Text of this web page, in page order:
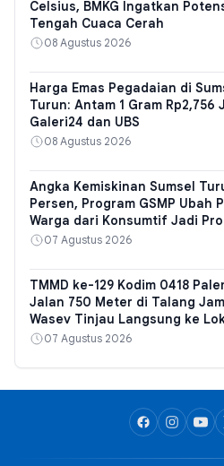
Celsius, BMKG Ingatkan
Tengah Cuaca Cerah
08 Agustus 2026
Harga Emas Pegadaian di
Turun: Antam 1 Gram Rp2,756
Galeri24 dan UBS
08 Agustus 2026
Angka Kemiskinan Sumsel
Persen, Program GSMP Ubah
Warga dari Konsumtif Jadi
07 Agustus 2026
TMMD ke-129 Kodim 0418
Jalan 750 Meter di Talang
Wasev Tinjau Langsung ke
07 Agustus 2026